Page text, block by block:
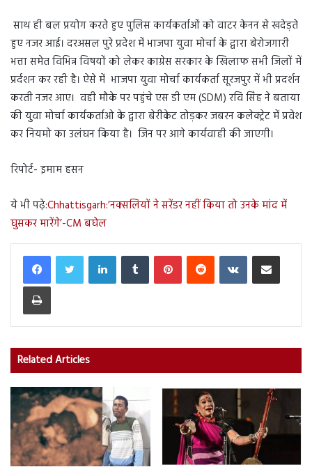
साथ ही बल प्रयोग करते हुए पुलिस कार्यकर्ताओं को वाटर केनन से खदेड़ते
हुए नजर आई। दरअसल पुरे प्रदेश में भाजपा युवा मोर्चा के द्वारा बेरोजगारी
भत्ता समेत विभिन्न विषयों को लेकर काग्रेस सरकार के खिलाफ सभी जिलों में
प्रर्दशन कर रही है। ऐसे में भाजपा युवा मोर्चा कार्यकर्ता सूरजपुर में भी प्रदर्शन
करती नजर आए। वही मौके पर पहुंचे एस डी एम (SDM) रवि सिंह ने बताया
की युवा मोर्चा कार्यकर्ताओ के द्वारा बेरीकेट तोड़कर जबरन कलेक्ट्रेट में प्रवेश
कर नियमो का उलंघन किया है। जिन पर आगे कार्यवाही की जाएगी।
रिपोर्ट- इमाम हसन
ये भी पढ़े:Chhattisgarh:’नक्सलियों ने सरेंडर नहीं किया तो उनके मांद में
घुसकर मारेंगे’-CM बघेल
LinkedInTumblr PinterestReddit VKontakteShare via Email
Print
Related Articles